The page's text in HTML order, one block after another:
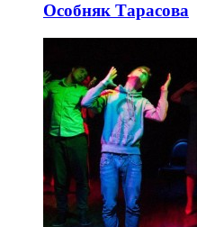
Особняк Тарасова